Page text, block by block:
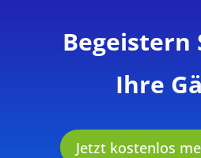
Begeistern
Ihre
Jetzt kostenlos